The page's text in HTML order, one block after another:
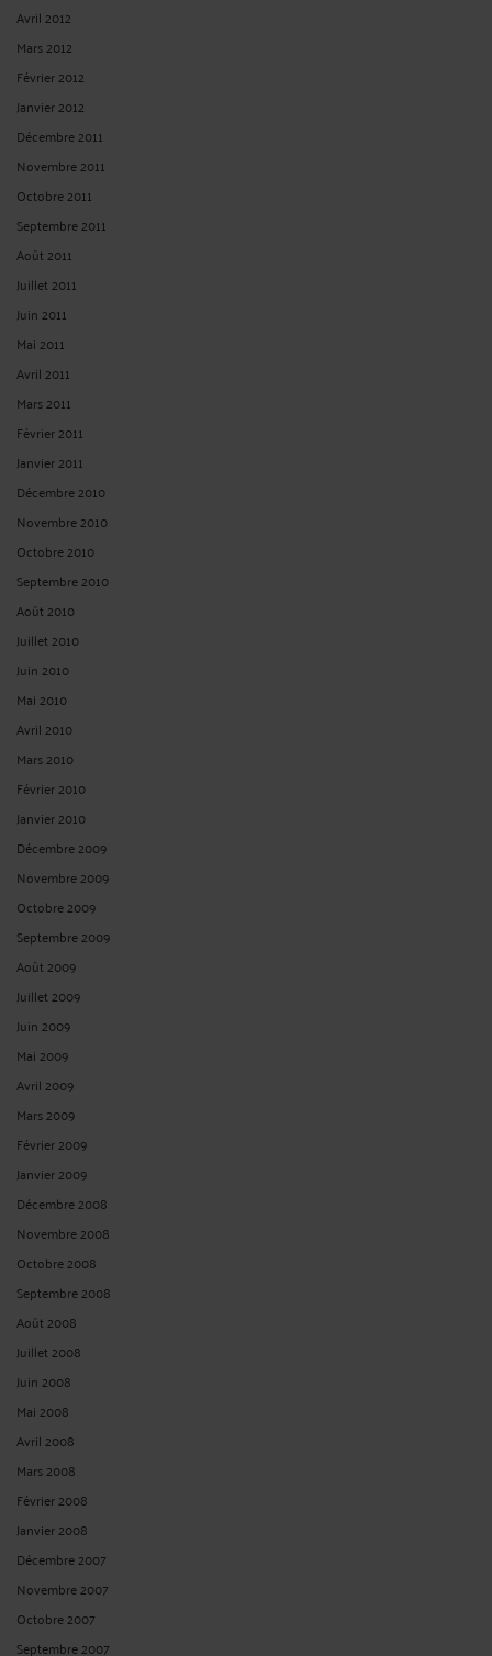
Avril 2012
Mars 2012
Février 2012
Janvier 2012
Décembre 2011
Novembre 2011
Octobre 2011
Septembre 2011
Août 2011
Juillet 2011
Juin 2011
Mai 2011
Avril 2011
Mars 2011
Février 2011
Janvier 2011
Décembre 2010
Novembre 2010
Octobre 2010
Septembre 2010
Août 2010
Juillet 2010
Juin 2010
Mai 2010
Avril 2010
Mars 2010
Février 2010
Janvier 2010
Décembre 2009
Novembre 2009
Octobre 2009
Septembre 2009
Août 2009
Juillet 2009
Juin 2009
Mai 2009
Avril 2009
Mars 2009
Février 2009
Janvier 2009
Décembre 2008
Novembre 2008
Octobre 2008
Septembre 2008
Août 2008
Juillet 2008
Juin 2008
Mai 2008
Avril 2008
Mars 2008
Février 2008
Janvier 2008
Décembre 2007
Novembre 2007
Octobre 2007
Septembre 2007